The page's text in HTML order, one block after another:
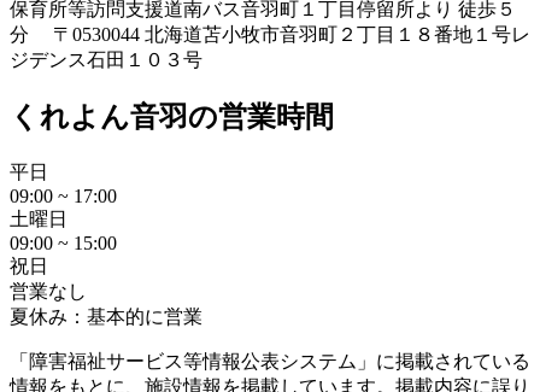
保育所等訪問支援道南バス音羽町１丁目停留所より 徒歩５
分 〒0530044 北海道苫小牧市音羽町２丁目１８番地１号レ
ジデンス石田１０３号
くれよん音羽の営業時間
平日
09:00 ~ 17:00
土曜日
09:00 ~ 15:00
祝日
営業なし
夏休み：基本的に営業
「障害福祉サービス等情報公表システム」に掲載されている
情報をもとに、施設情報を掲載しています。掲載内容に誤り